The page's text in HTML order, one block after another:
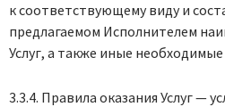
к соответствующему виду и
предлагаемом Исполнителем
Услуг, а также иные необходимые
3.3.4. Правила оказания Услуг —